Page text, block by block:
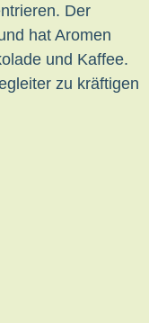
Der
hat Aromen
und Kaffee.
zu kräftigen